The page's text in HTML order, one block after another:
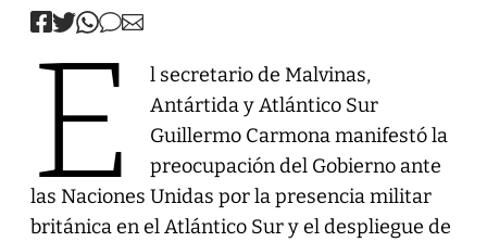
E
l secretario de Malvinas,
Antártida y Atlántico Sur
Guillermo Carmona manifestó la
preocupación del Gobierno ante
las Naciones Unidas por la presencia militar
británica en el Atlántico Sur y el despliegue de